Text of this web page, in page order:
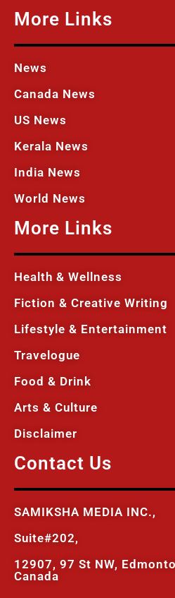
More Links
News
Canada News
US News
Kerala News
India News
World News
More Links
Health & Wellness
Fiction & Creative Writing
Lifestyle & Entertainment
Travelogue
Food & Drink
Arts & Culture
Disclaimer
Contact Us
SAMIKSHA MEDIA INC.,
Suite#202,
12907, 97 St NW,
Canada